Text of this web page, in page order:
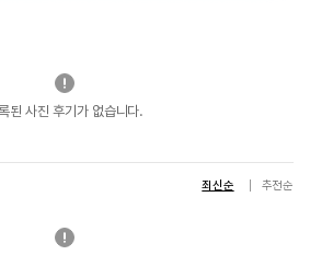
된 사진 후기가 없습니다.
최신순 추천순